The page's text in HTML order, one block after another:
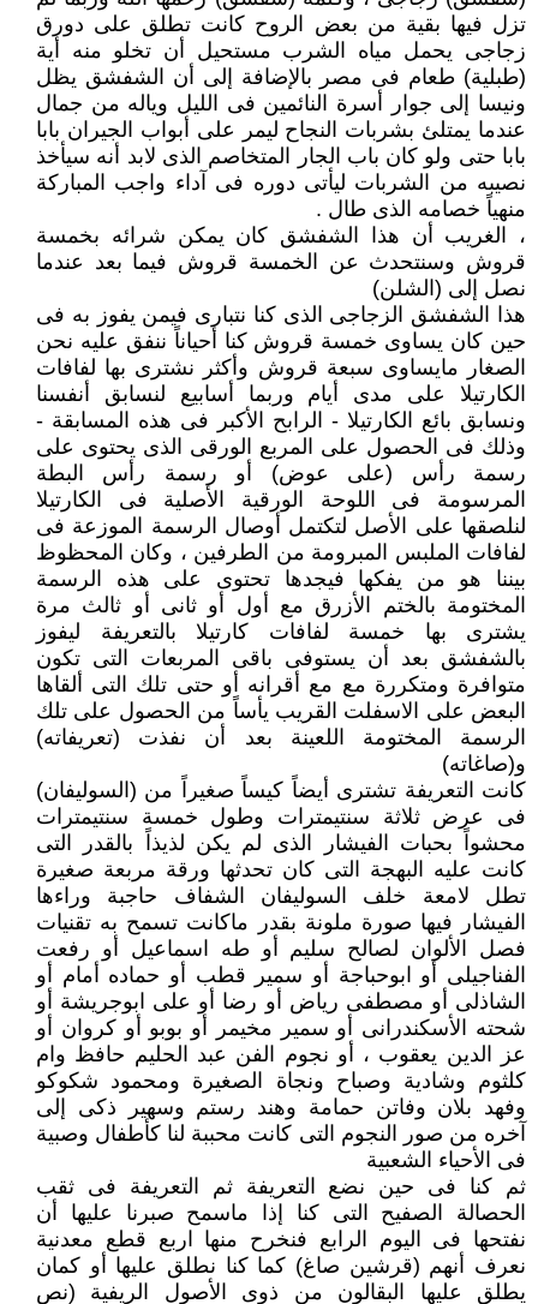
تزل فيها بقية من بعض الروح كانت تطلق على دورق
زجاجى يحمل مياه الشرب مستحيل أن تخلو منه أية
(طبلية) طعام فى مصر بالإضافة إلى أن الشفشق يظل
ونيسا إلى جوار أسرة النائمين فى الليل وياله من جمال
عندما يمتلئ بشربات النجاح ليمر على أبواب الجيران بابا
بابا حتى ولو كان باب الجار المتخاصم الذى لابد أنه سيأخذ
نصيبه من الشربات ليأتى دوره فى آداء واجب المباركة
منهياً خصامه الذى طال .
، الغريب أن هذا الشفشق كان يمكن شرائه بخمسة
قروش وسنتحدث عن الخمسة قروش فيما بعد عندما
نصل إلى (الشلن)
هذا الشفشق الزجاجى الذى كنا نتبارى فيمن يفوز به فى
حين كان يساوى خمسة قروش كنا أحياناً ننفق عليه نحن
الصغار مايساوى سبعة قروش وأكثر نشترى بها لفافات
الكارتيلا على مدى أيام وربما أسابيع لنسابق أنفسنا
ونسابق بائع الكارتيلا - الرابح الأكبر فى هذه المسابقة -
وذلك فى الحصول على المربع الورقى الذى يحتوى على
رسمة رأس (على عوض) أو رسمة رأس البطة
المرسومة فى اللوحة الورقية الأصلية فى الكارتيلا
لنلصقها على الأصل لتكتمل أوصال الرسمة الموزعة فى
لفافات الملبس المبرومة من الطرفين ، وكان المحظوظ
بيننا هو من يفكها فيجدها تحتوى على هذه الرسمة
المختومة بالختم الأزرق مع أول أو ثانى أو ثالث مرة
يشترى بها خمسة لفافات كارتيلا بالتعريفة ليفوز
بالشفشق بعد أن يستوفى باقى المربعات التى تكون
متوافرة ومتكررة مع مع أقرانه أو حتى تلك التى ألقاها
البعض على الاسفلت القريب يأساً من الحصول على تلك
الرسمة المختومة اللعينة بعد أن نفذت (تعريفاته)
و(صاغاته)
كانت التعريفة تشترى أيضاً كيساً صغيراً من (السوليفان)
فى عرض ثلاثة سنتيمترات وطول خمسة سنتيمترات
محشواً بحبات الفيشار الذى لم يكن لذيذاً بالقدر التى
كانت عليه البهجة التى كان تحدثها ورقة مربعة صغيرة
تطل لامعة خلف السوليفان الشفاف حاجبة وراءها
الفيشار فيها صورة ملونة بقدر ماكانت تسمح به تقنيات
فصل الألوان لصالح سليم أو طه اسماعيل أو رفعت
الفناجيلى أو ابوحباجة أو سمير قطب أو حماده أمام أو
الشاذلى أو مصطفى رياض أو رضا أو على ابوجريشة أو
شحته الأسكندرانى أو سمير مخيمر أو بوبو أو كروان أو
عز الدين يعقوب ، أو نجوم الفن عبد الحليم حافظ وام
كلثوم وشادية وصباح ونجاة الصغيرة ومحمود شكوكو
وفهد بلان وفاتن حمامة وهند رستم وسهير ذكى إلى
آخره من صور النجوم التى كانت محببة لنا كأطفال وصبية
فى الأحياء الشعبية
ثم كنا فى حين نضع التعريفة ثم التعريفة فى ثقب
الحصالة الصفيح التى كنا إذا ماسمح صبرنا عليها أن
نفتحها فى اليوم الرابع فنخرح منها اربع قطع معدنية
نعرف أنهم (قرشين صاغ) كما كنا نطلق عليها أو كمان
يطلق عليها البقالون من ذوى الأصول الريفية (نص